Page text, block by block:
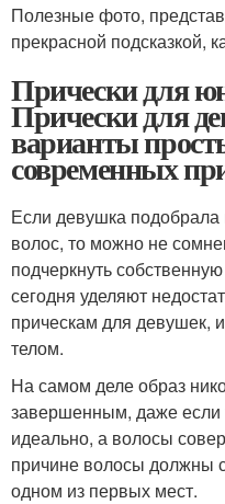
Полезные фото,
прекрасной подсказкой,
Прически для
Прически для
варианты
современных
Если девушка подобрала
волос, то можно не
подчеркнуть
сегодня уделяют
прическам для девушек,
телом.
На самом деле образ
завершенным, даже если
идеально, а волосы
причине волосы должны
одном из первых мест.